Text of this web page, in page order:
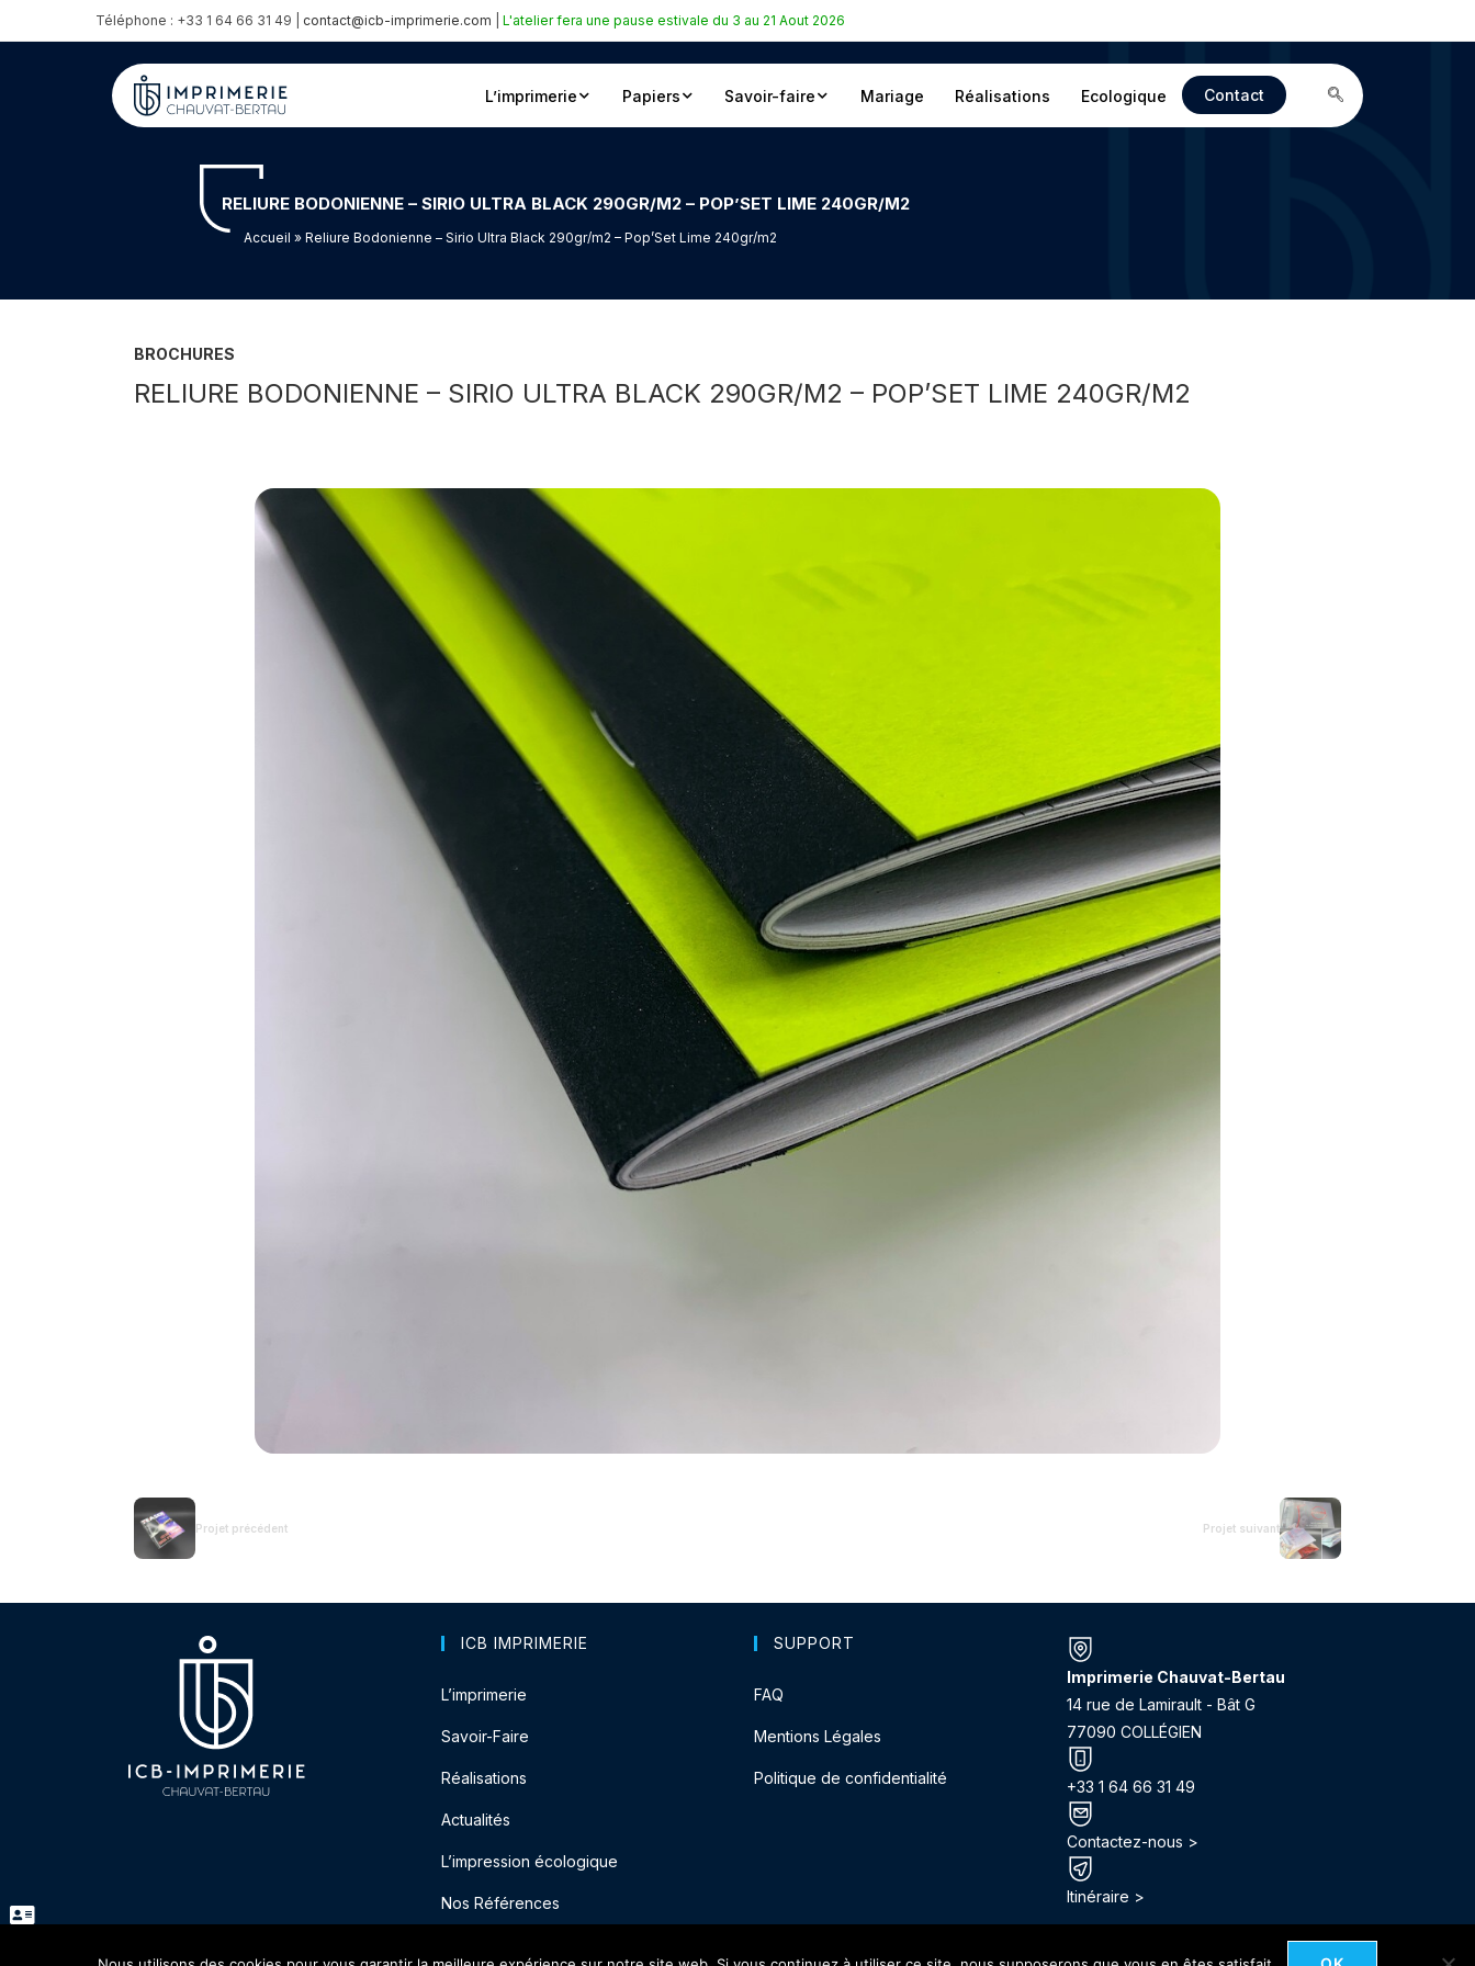
Téléphone : +33 1 64 66 31 49 | contact@icb-imprimerie.com L'atelier fera une pause estivale du 3 au 21 Aout 2026
L’imprimerie Papiers Savoir-faire Mariage Réalisations Ecologique Contact
RELIURE BODONIENNE – SIRIO ULTRA BLACK 290GR/M2 – POP’SET LIME 240GR/M2
Accueil » Reliure Bodonienne – Sirio Ultra Black 290gr/m2 – Pop’Set Lime 240gr/m2
BROCHURES
RELIURE BODONIENNE – SIRIO ULTRA BLACK 290GR/M2 – POP’SET LIME 240GR/M2
Projet précédent Projet suivant
ICB IMPRIMERIE
L’imprimerie
Savoir-Faire
Réalisations
Actualités
L’impression écologique
Nos Références
SUPPORT
FAQ
Mentions Légales
Politique de confidentialité
Imprimerie Chauvat-Bertau
14 rue de Lamirault - Bât G
77090 COLLÉGIEN
+33 1 64 66 31 49
Contactez-nous >
Itinéraire >